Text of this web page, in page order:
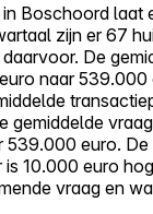
Boschoord laat
zijn er 67
De
naar 539.000
gemiddelde
euro. De
10.000 euro
vraag en